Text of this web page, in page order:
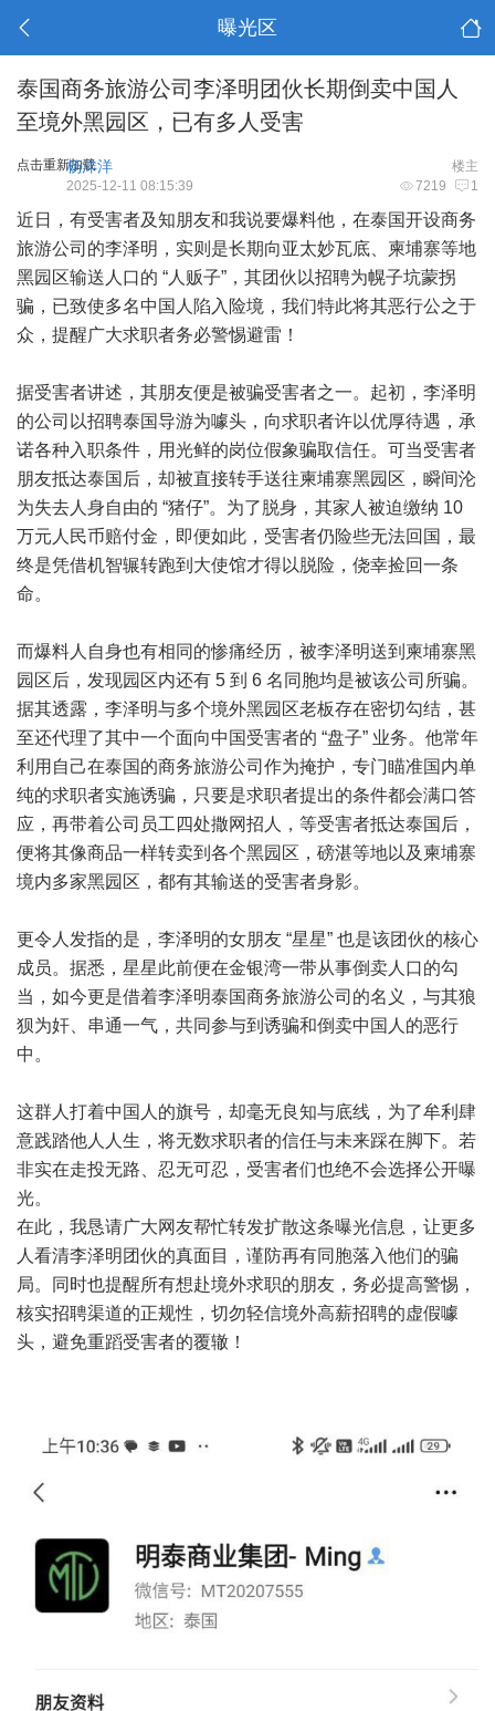
曝光区
泰国商务旅游公司李泽明团伙长期倒卖中国人
至境外黑园区，已有多人受害
点击重新加载 楼主
杨洋洋
7219 1
2025-12-11 08:15:39
近日，有受害者及知朋友和我说要爆料他，在泰国开设商务
旅游公司的李泽明，实则是长期向亚太妙瓦底、柬埔寨等地
黑园区输送人口的 “人贩子”，其团伙以招聘为幌子坑蒙拐
骗，已致使多名中国人陷入险境，我们特此将其恶行公之于
众，提醒广大求职者务必警惕避雷！
据受害者讲述，其朋友便是被骗受害者之一。起初，李泽明
的公司以招聘泰国导游为噱头，向求职者许以优厚待遇，承
诺各种入职条件，用光鲜的岗位假象骗取信任。可当受害者
朋友抵达泰国后，却被直接转手送往柬埔寨黑园区，瞬间沦
为失去人身自由的 “猪仔”。为了脱身，其家人被迫缴纳 10
万元人民币赔付金，即便如此，受害者仍险些无法回国，最
终是凭借机智辗转跑到大使馆才得以脱险，侥幸捡回一条
命。
而爆料人自身也有相同的惨痛经历，被李泽明送到柬埔寨黑
园区后，发现园区内还有 5 到 6 名同胞均是被该公司所骗。
据其透露，李泽明与多个境外黑园区老板存在密切勾结，甚
至还代理了其中一个面向中国受害者的 “盘子” 业务。他常年
利用自己在泰国的商务旅游公司作为掩护，专门瞄准国内单
纯的求职者实施诱骗，只要是求职者提出的条件都会满口答
应，再带着公司员工四处撒网招人，等受害者抵达泰国后，
便将其像商品一样转卖到各个黑园区，磅湛等地以及柬埔寨
境内多家黑园区，都有其输送的受害者身影。
更令人发指的是，李泽明的女朋友 “星星” 也是该团伙的核心
成员。据悉，星星此前便在金银湾一带从事倒卖人口的勾
当，如今更是借着李泽明泰国商务旅游公司的名义，与其狼
狈为奸、串通一气，共同参与到诱骗和倒卖中国人的恶行
中。
这群人打着中国人的旗号，却毫无良知与底线，为了牟利肆
意践踏他人人生，将无数求职者的信任与未来踩在脚下。若
非实在走投无路、忍无可忍，受害者们也绝不会选择公开曝
光。
在此，我恳请广大网友帮忙转发扩散这条曝光信息，让更多
人看清李泽明团伙的真面目，谨防再有同胞落入他们的骗
局。同时也提醒所有想赴境外求职的朋友，务必提高警惕，
核实招聘渠道的正规性，切勿轻信境外高薪招聘的虚假噱
头，避免重蹈受害者的覆辙！